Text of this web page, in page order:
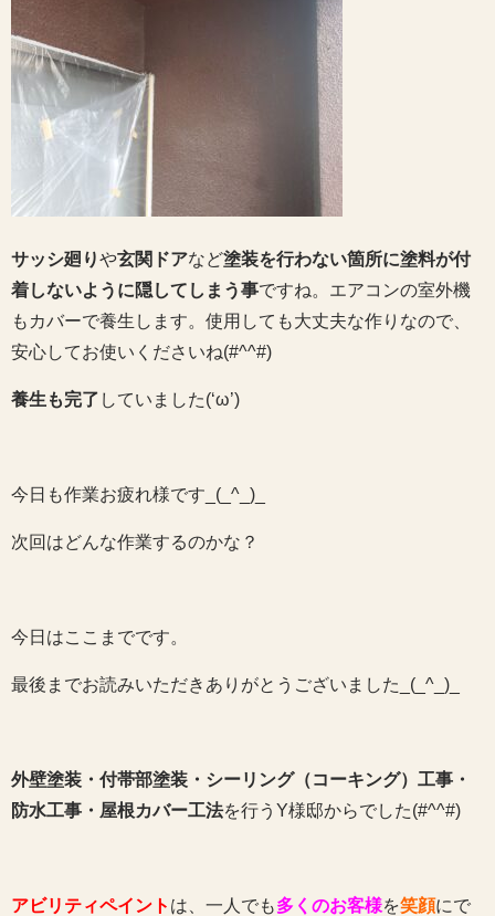
サッシ廻りや玄関ドアなど塗装を行わない箇所に塗料が付
着しないように隠してしまう事ですね。エアコンの室外機
もカバーで養生します。使用しても大丈夫な作りなので、
安心してお使いくださいね(#^^#)
養生も完了 していました(‘ω’)
今日も作業お疲れ様です_(_^_)_
次回はどんな作業するのかな？
今日はここまでです。
最後までお読みいただきありがとうございました_(_^_)_
外壁塗装・付帯部塗装・シーリング（コーキング）工事・
防水工事・屋根カバー工法を行うY様邸からでした(#^^#)
アビリティペイント は、一人でも多くのお客様を笑顔にで